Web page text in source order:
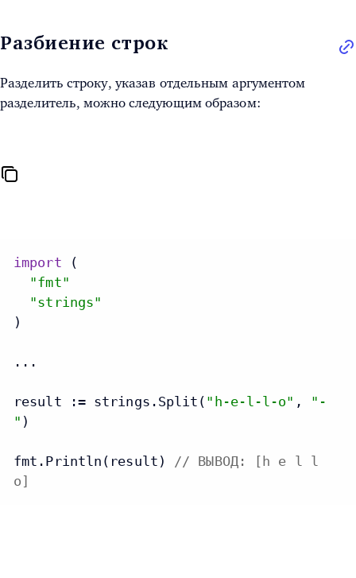
Разбиение строк
Разделить строку, указав отдельным аргументом
разделитель, можно следующим образом:
import (
"fmt"
"strings"
)
...
result := strings.Split( "h-e-l-l-o" ,
"-
" )
fmt.Println(result) // ВЫВОД: [h e l l
o]